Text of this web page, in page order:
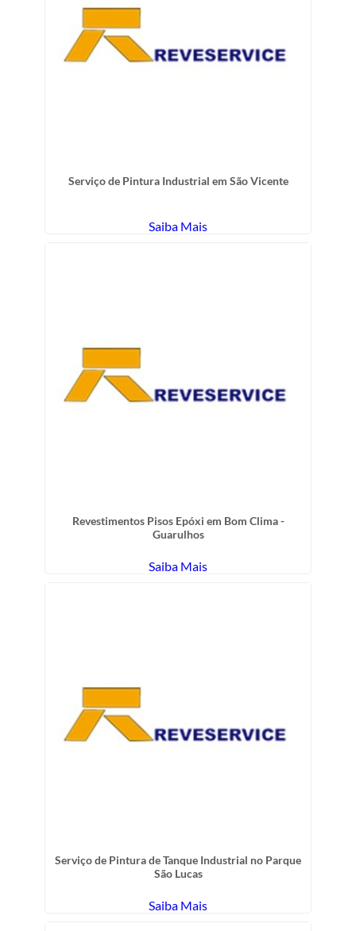
Serviço de Pintura Industrial em São Vicente
Saiba Mais
Revestimentos Pisos Epóxi em Bom Clima -
Guarulhos
Saiba Mais
Serviço de Pintura de Tanque Industrial no Parque
São Lucas
Saiba Mais